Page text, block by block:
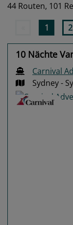
44 Routen, 101
1 2
10 Nächte
Carnival
Sydney -